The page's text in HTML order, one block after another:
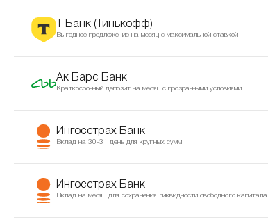
Т-Банк (Тинькофф)
Выгодное предложение на месяц с максимальной ставкой
Ак Барс Банк
Краткосрочный депозит на месяц с прозрачными условиями
Ингосстрах Банк
Вклад на 30-31 день для крупных сумм
Ингосстрах Банк
Вклад на месяц для сохранения ликвидности свободного капитала